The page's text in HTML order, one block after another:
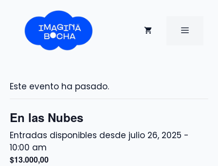
contenido
MENÚ
Este evento ha pasado.
En las Nubes
julio 26, 2025 -
10:00 am
$13.000,00